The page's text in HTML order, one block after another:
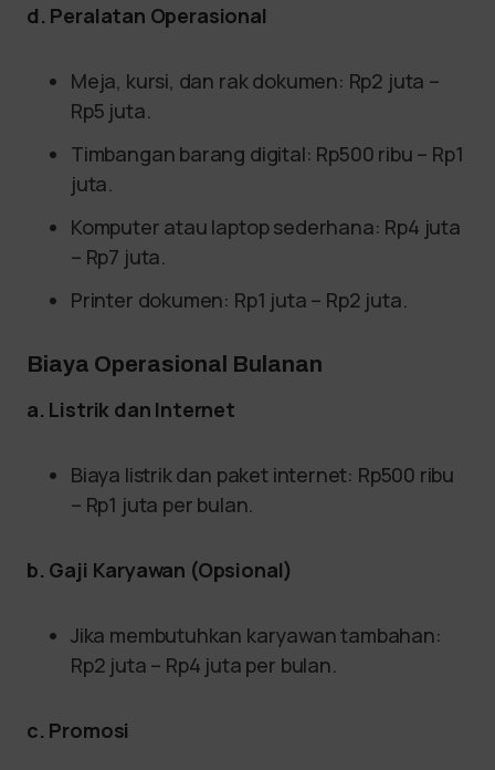
d. Peralatan Operasional
Meja, kursi, dan rak dokumen: Rp2 juta –
Rp5 juta.
Timbangan barang digital: Rp500 ribu – Rp1
juta.
Komputer atau laptop sederhana: Rp4 juta
– Rp7 juta.
Printer dokumen: Rp1 juta – Rp2 juta.
Biaya Operasional Bulanan
a. Listrik dan Internet
Biaya listrik dan paket internet: Rp500 ribu
– Rp1 juta per bulan.
b. Gaji Karyawan (Opsional)
Jika membutuhkan karyawan tambahan:
Rp2 juta – Rp4 juta per bulan.
c. Promosi